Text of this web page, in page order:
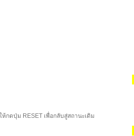
กดปุ่ม RESET เพื่อกลับสู่สถานะเดิม